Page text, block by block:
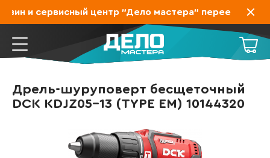
и сервисный центр "Дело мастера" переехал на
Дрель-шуруповерт бесщеточный
DCK KDJZ05-13 (TYPE EM) 10144320